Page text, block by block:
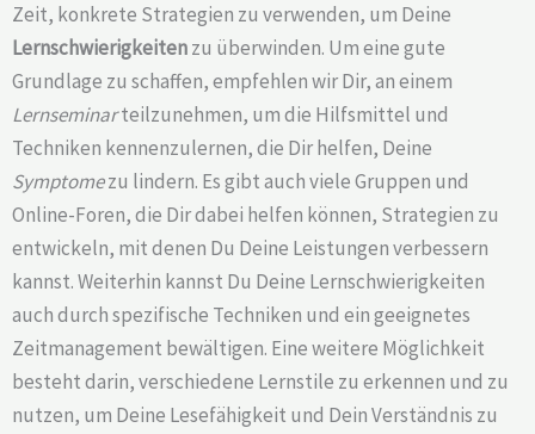
Zeit, konkrete Strategien zu verwenden, um Deine
Lernschwierigkeitenzu überwinden. Um eine gute
Grundlage zu schaffen, empfehlen wir Dir, an einem
Lernseminarteilzunehmen, um die Hilfsmittel und
Techniken kennenzulernen, die Dir helfen, Deine
Symptomezu lindern. Es gibt auch viele Gruppen und
Online-Foren, die Dir dabei helfen können, Strategien zu
entwickeln, mit denen Du Deine Leistungen verbessern
kannst. Weiterhin kannst Du Deine Lernschwierigkeiten
auch durch spezifische Techniken und ein geeignetes
Zeitmanagement bewältigen. Eine weitere Möglichkeit
besteht darin, verschiedene Lernstile zu erkennen und zu
nutzen, um Deine Lesefähigkeit und Dein Verständnis zu